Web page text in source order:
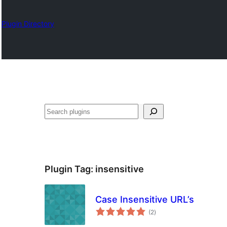
Plugin Directory
ရှာ
Plugin Tag: insensitive
Case Insensitive URL’s
(2total
ratings
)